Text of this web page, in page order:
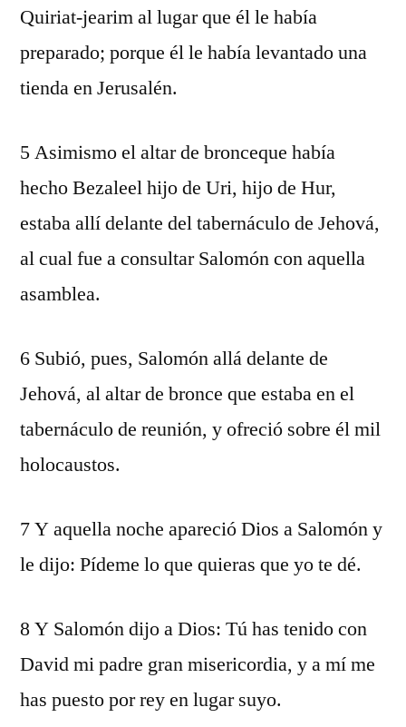
Quiriat-jearim al lugar que él le había
preparado; porque él le había levantado una
tienda en Jerusalén.
5 Asimismo el altar de bronceque había
hecho Bezaleel hijo de Uri, hijo de Hur,
estaba allí delante del tabernáculo de Jehová,
al cual fue a consultar Salomón con aquella
asamblea.
6 Subió, pues, Salomón allá delante de
Jehová, al altar de bronce que estaba en el
tabernáculo de reunión, y ofreció sobre él mil
holocaustos.
7 Y aquella noche apareció Dios a Salomón y
le dijo: Pídeme lo que quieras que yo te dé.
8 Y Salomón dijo a Dios: Tú has tenido con
David mi padre gran misericordia, y a mí me
has puesto por rey en lugar suyo.